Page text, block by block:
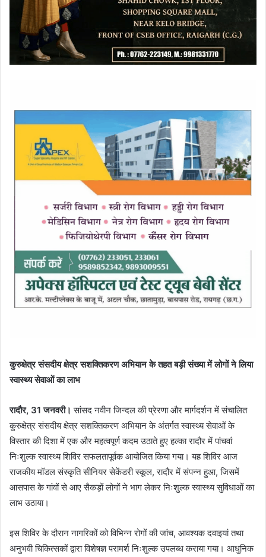
कुरुक्षेत्र संसदीय क्षेत्र सशक्तिकरण अभियान के तहत बड़ी संख्या में लोगों ने लिया
स्वास्थ्य सेवाओं का लाभ
रादौर, 31 जनवरी। सांसद नवीन जिन्दल की प्रेरणा और मार्गदर्शन में संचालित
कुरुक्षेत्र संसदीय क्षेत्र सशक्तिकरण अभियान के अंतर्गत स्वास्थ्य सेवाओं के
विस्तार की दिशा में एक और महत्वपूर्ण कदम उठाते हुए हल्का रादौर में पांचवां
निःशुल्क स्वास्थ्य शिविर सफलतापूर्वक आयोजित किया गया। यह शिविर आज
राजकीय मॉडल संस्कृति सीनियर सेकेंडरी स्कूल, रादौर में संपन्न हुआ, जिसमें
आसपास के गांवों से आए सैकड़ों लोगों ने भाग लेकर निःशुल्क स्वास्थ्य सुविधाओं का
लाभ उठाया।
इस शिविर के दौरान नागरिकों को विभिन्न रोगों की जांच, आवश्यक दवाइयां तथा
अनुभवी चिकित्सकों द्वारा विशेषज्ञ परामर्श निःशुल्क उपलब्ध कराया गया। आधुनिक